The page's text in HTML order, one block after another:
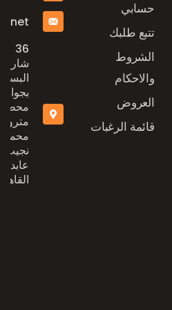
حسابي
تتبع طلبك
الشروط
والاحكام
العروض
قائمة الرغبات
36
شارع
بجوار
محطة
مترو
محمد
نجيب،